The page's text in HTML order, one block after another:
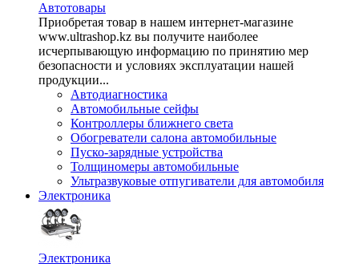
Автотовары
Приобретая товар в нашем интернет-магазине
www.ultrashop.kz вы получите наиболее
исчерпывающую информацию по принятию мер
безопасности и условиях эксплуатации нашей
продукции...
Автодиагностика
Автомобильные сейфы
Контроллеры ближнего света
Обогреватели салона автомобильные
Пуско-зарядные устройства
Толщиномеры автомобильные
Ультразвуковые отпугиватели для автомобиля
Электроника
Электроника